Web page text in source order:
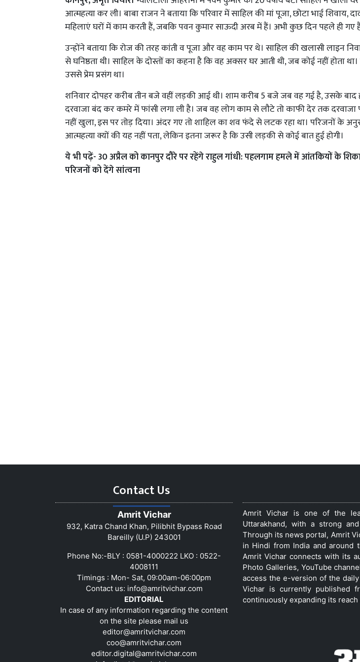
आत्महत्या कर ली। बाबा राजन ने बताया कि परिवार में साहिल की मां पूजा, छोटा भाई शिवाय,
महिलाएं घरों में काम करती हैं, जबकि पवन कुमार साऊदी अरब में हैं। अभी कुछ दिन पहले ही गए
उन्होंने बताया कि रोज की तरह कांती व पूजा और वह काम पर थे। साहिल की खलासी लाइन
से घनिष्ठता थी। साहिल के दोस्तों का कहना है कि वह अक्सर घर आती थी, जब कोई नहीं होता
उससे प्रेम प्रसंग था।
शनिवार दोपहर करीब तीन बजे वहीं लड़की आई थी। शाम करीब 5 बजे जब वह गई है, उसके बाद
दरवाजा बंद कर कमरे में फांसी लगा ली है। जब वह लोग काम से लौटे तो काफी देर तक दरवाजा
नहीं खुला, इस पर तोड़ दिया। अंदर गए तो शाहिल का शव फंदे से लटक रहा था। परिजनों के
आत्महत्या क्यों की यह नहीं पता, लेकिन इतना जरूर है कि उसी लड़की से कोई बात हुई होगी।
ये भी पढ़ें-30 अप्रैल को कानपुर दौरे पर रहेंगे राहुल गांधी: पहलगाम हमले में आंतकियों के
परिजनों को देंगे सांत्वना
Contact Us
Amrit Vichar
932, Katra Chand Khan, Pilibhit Bypass Road
Bareilly (U.P) 243001
Phone No:-BLY : 0581-4000222 LKO : 0522-
4008111
Timings : Mon- Sat, 09:00am-06:00pm
Contact us: info@amritvichar.com
EDITORIAL
In case of any information regarding the content
on the site please mail us
editor@amritvichar.com
coo@amritvichar.com
editor.digital@amritvichar.com
Amrit Vichar is one of the
Uttarakhand, with a strong
Through its news portal, Amrit
in Hindi from India and around
Amrit Vichar connects with its
Photo Galleries, YouTube
access the e-version of the
Vichar is currently published
continuously expanding its